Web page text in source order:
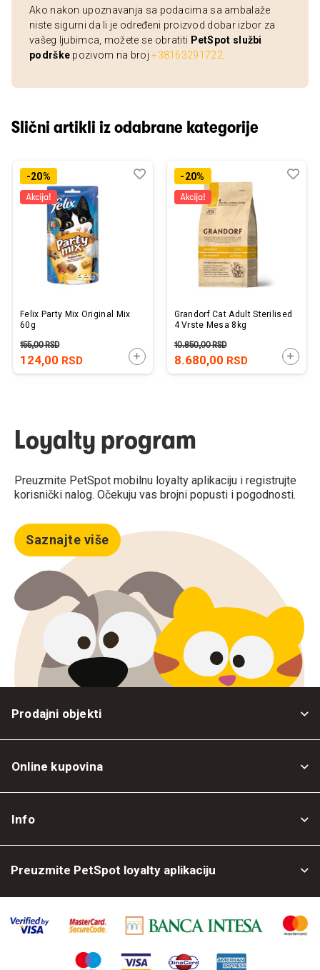
Ako nakon upoznavanja sa podacima sa ambalaže
niste sigurni da li je određeni proizvod dobar izbor za
vašeg ljubimca, možete se obratiti PetSpot službi
podrške pozivom na broj+38163291722
Slični artikli iz odabrane kategorije
-20%
Felix Party Mix Original Mix
60g
124,00 RSD
155,00RSD
DODAJTE U KORPU
Dodaj
Uporedi-20%
Grandorf Cat Adult Sterilised
4 Vrste Mesa 8kg
8.680,00 RSD
10.850,00RSD
Loyalty program
Preuzmite PetSpot mobilnu loyalty aplikaciju i registrujte
korisnički nalog. Očekuju vas brojni popusti i pogodnosti.
Saznajte više
Prodajni objekti
Online kupovina
Info
Preuzmite PetSpot loyalty aplikaciju